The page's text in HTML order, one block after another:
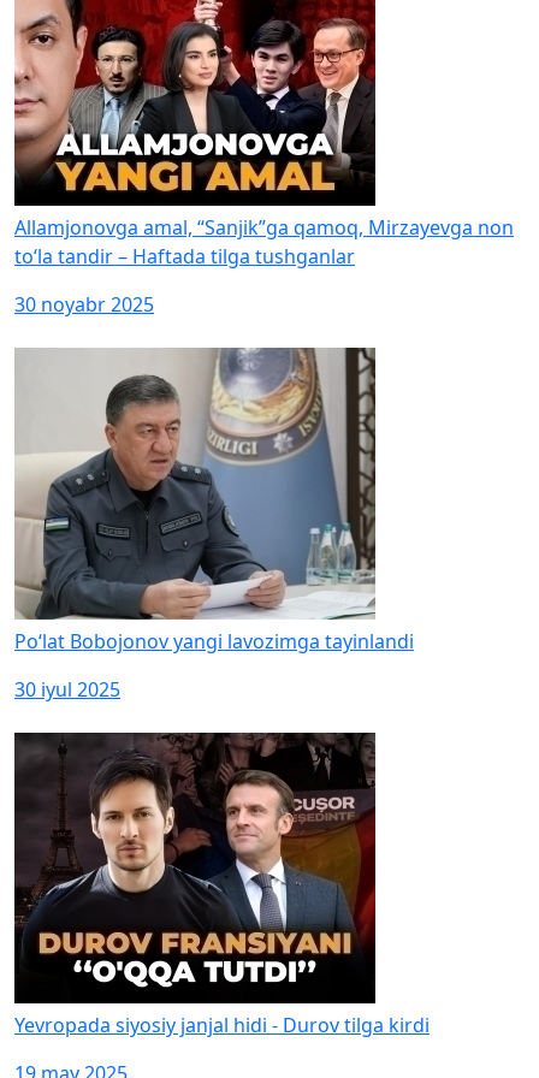
Allamjonovga amal, “Sanjik”ga qamoq, Mirzayevga non
to‘la tandir – Haftada tilga tushganlar
30 noyabr 2025
Po‘lat Bobojonov yangi lavozimga tayinlandi
30 iyul 2025
Yevropada siyosiy janjal hidi - Durov tilga kirdi